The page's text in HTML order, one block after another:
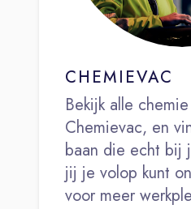
CHEMIEVAC
Bekijk alle
Chemievac, en
baan die echt bij
jij je volop kunt
voor meer